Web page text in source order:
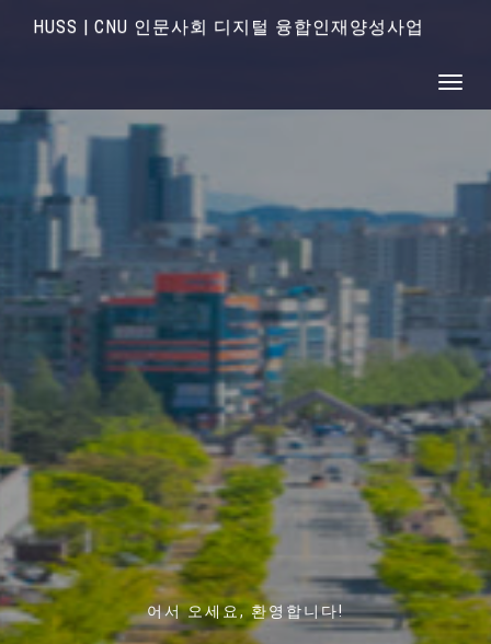
HUSS | CNU 인문사회 디지털 융합인재양성사업
어서 오세요, 환영합니다!
언어와 커뮤니케이션, 뇌 · 인지과학 그리고 빅데이터 인
디지털 시대 인간과 기술에 대한 통찰력을 바탕으로
인간과 기술에 대한 근본적인 이해를 바탕으로 디지털
기술을 활용하고
지역사회의 특성과 특화산업 , 각 대학의 강점을 고도화